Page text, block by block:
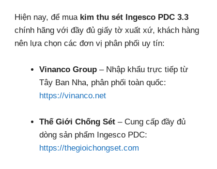
Hiện nay, để mua kim thu sét Ingesco PDC 3.3
chính hãng với đầy đủ giấy tờ xuất xứ, khách hàng
nên lựa chọn các đơn vị phân phối uy tín:
Vinanco Group – Nhập khẩu trực tiếp từ
Tây Ban Nha, phân phối toàn quốc:
https://vinanco.net
Thế Giới Chống Sét – Cung cấp đầy đủ
dòng sản phẩm Ingesco PDC:
https://thegioichongset.com